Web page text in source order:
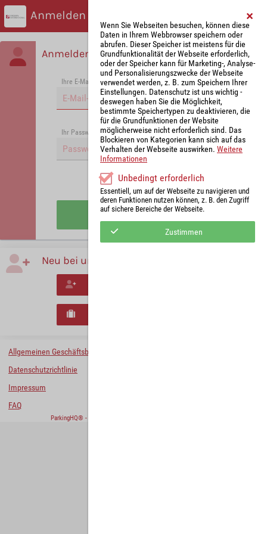
Anmelden
Anmelden
Ihre E-Mail-Adresse *
Passwort vergessen?
Ihr Passwort *
Angemeldet bleiben
Anmelden
Neu bei uns?
Allgemeinen Geschäftsbedingungen
Datenschutzrichtlinie
Impressum
FAQ
ParkingHQ® - eine Lösung von
Wenn Sie Webseiten besuchen, können diese
Daten in Ihrem Webbrowser speichern oder
abrufen. Dieser Speicher ist meistens für die
Grundfunktionalität der Webseite erforderlich,
oder der Speicher kann für Marketing-, Analyse-
und Personalisierungszwecke der Webseite
verwendet werden, z. B. zum Speichern Ihrer
Einstellungen. Datenschutz ist uns wichtig -
deswegen haben Sie die Möglichkeit,
bestimmte Speichertypen zu deaktivieren, die
für die Grundfunktionen der Website
möglicherweise nicht erforderlich sind. Das
Blockieren von Kategorien kann sich auf das
Verhalten der Webseite auswirken. Weitere
Informationen
Unbedingt erforderlich
Essentiell, um auf der Webseite zu navigieren und
deren Funktionen nutzen können, z. B. den Zugriff
auf sichere Bereiche der Webseite.
Zustimmen